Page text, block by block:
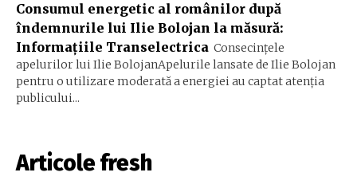
Consumul energetic al românilor după
îndemnurile lui Ilie Bolojan la măsură:
Informațiile Transelectrica Consecințele
apelurilor lui Ilie BolojanApelurile lansate de Ilie Bolojan
pentru o utilizare moderată a energiei au captat atenția
publicului...
Articole fresh